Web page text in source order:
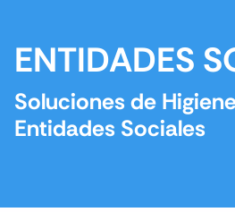
ENTIDADES
Soluciones de
Entidades Sociales